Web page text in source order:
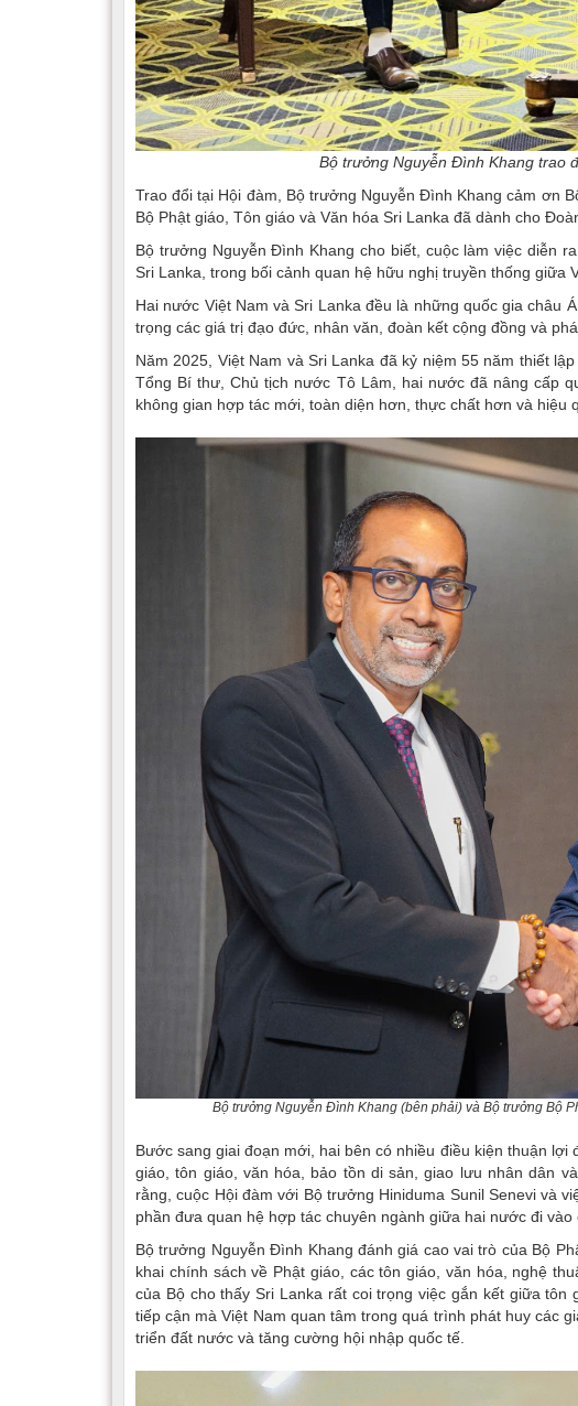
Bộ trưởng Nguyễn Đình Khang trao
Trao đổi tại Hội đàm, Bộ trưởng Nguyễn Đình Khang cảm ơn
Bộ Phật giáo, Tôn giáo và Văn hóa Sri Lanka đã dành cho
Bộ trưởng Nguyễn Đình Khang cho biết, cuộc làm việc diễn
Sri Lanka, trong bối cảnh quan hệ hữu nghị truyền thống giữa
Hai nước Việt Nam và Sri Lanka đều là những quốc gia châu
trọng các giá trị đạo đức, nhân văn, đoàn kết cộng đồng và
Năm 2025, Việt Nam và Sri Lanka đã kỷ niệm 55 năm thiết
Tổng Bí thư, Chủ tịch nước Tô Lâm, hai nước đã nâng cấp
không gian hợp tác mới, toàn diện hơn, thực chất hơn và hiệu
Bộ trưởng Nguyễn Đình Khang (bên phải) và Bộ trưởng Bộ
Bước sang giai đoạn mới, hai bên có nhiều điều kiện thuận
giáo, tôn giáo, văn hóa, bảo tồn di sản, giao lưu nhân dân
rằng, cuộc Hội đàm với Bộ trưởng Hiniduma Sunil Senevi và
phần đưa quan hệ hợp tác chuyên ngành giữa hai nước đi
Bộ trưởng Nguyễn Đình Khang đánh giá cao vai trò của Bộ
khai chính sách về Phật giáo, các tôn giáo, văn hóa, nghệ
của Bộ cho thấy Sri Lanka rất coi trọng việc gắn kết giữa
tiếp cận mà Việt Nam quan tâm trong quá trình phát huy các
triển đất nước và tăng cường hội nhập quốc tế.